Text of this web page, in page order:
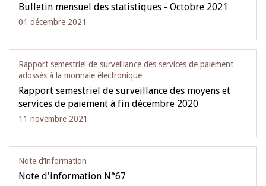
Bulletin mensuel des statistiques - Octobre 2021
01 décembre 2021
Rapport semestriel de surveillance des services de paiement
adossés à la monnaie électronique
Rapport semestriel de surveillance des moyens et
services de paiement à fin décembre 2020
11 novembre 2021
Note d’information
Note d'information N°67